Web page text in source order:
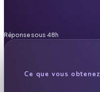
Réponse sous 48h
Ce que vous obtenez